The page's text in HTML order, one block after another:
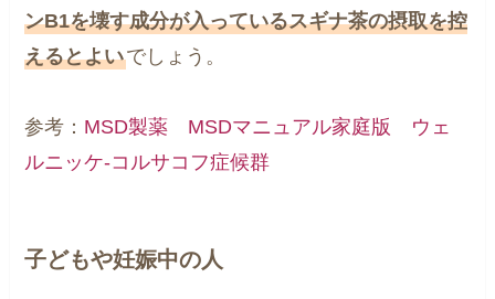
ンB1を壊す成分が入っているスギナ茶の摂取を控
えるとよいでしょう。
参考： MSD製薬 MSDマニュアル家庭版 ウェ
ルニッケ-コルサコフ症候群
子どもや妊娠中の人